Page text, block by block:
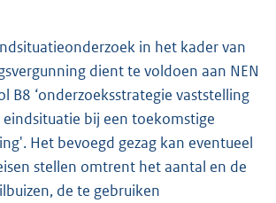
in het kader van
dient te voldoen aan NEN
B8 ‘onderzoeksstrategie vaststelling
bij een toekomstige
Het bevoegd gezag kan eventueel
stellen omtrent het aantal en de
de te gebruiken